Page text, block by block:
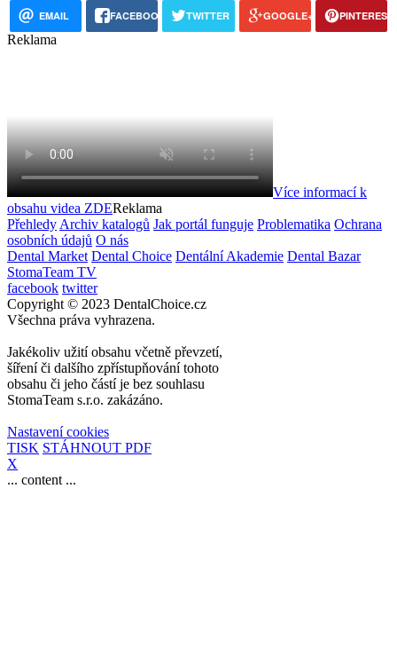
EMAIL FACEBOOK TWITTER GOOGLE+ PINTEREST
Reklama
Více informací k
obsahu videa ZDEReklama
Přehledy Archiv katalogů Jak portál funguje Problematika Ochrana
osobních údajů O nás
Dental Market Dental Choice Dentální Akademie Dental Bazar
StomaTeam TV
facebook twitter
Copyright © 2023 DentalChoice.cz
Všechna práva vyhrazena.
Jakékoliv užití obsahu včetně převzetí,
šíření či dalšího zpřístupňování tohoto
obsahu či jeho částí je bez souhlasu
StomaTeam s.r.o. zakázáno.
Nastavení cookies
TISK STÁHNOUT PDF
X
... content ...